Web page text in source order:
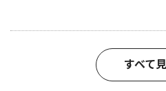
すべて